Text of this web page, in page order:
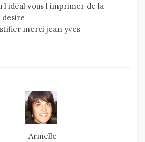
l idéal vous l imprimer de la
desire
merci jean yves
Armelle